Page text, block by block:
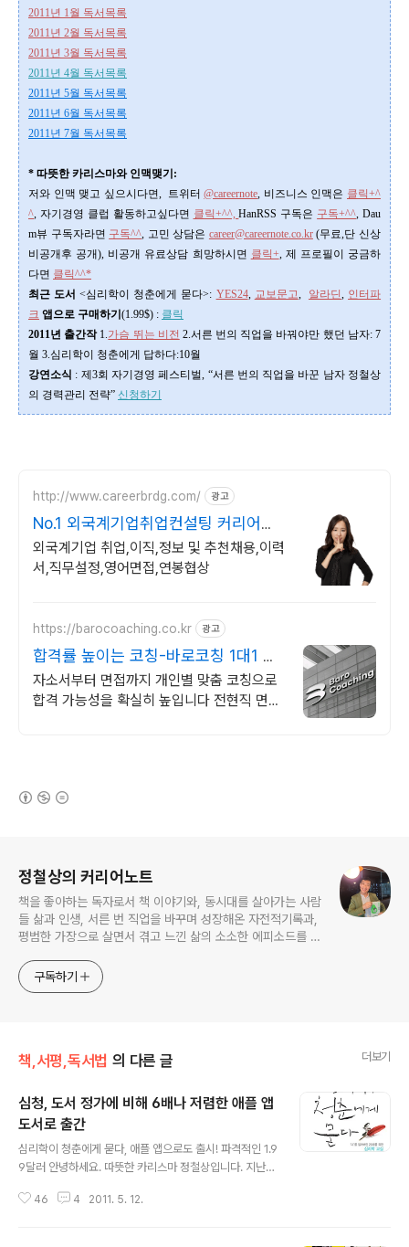
2011년 1월 독서목록
2011년 2월 독서목록
2011년 3월 독서목록
2011년 4월 독서목록
2011년 5월 독서목록
2011년 6월 독서목록
2011년 7월 독서목록
* 따뜻한 카리스마와 인맥맺기:
저와 인맥 맺고 싶으시다면, 트위터@careernote, 비즈니스 인맥은 클릭+^
^, 자기경영 클럽 활동하고싶다면 클릭+^^,HanRSS 구독은 구독+^^, Dau
m뷰 구독자라면 구독^^, 고민 상담은 career@careernote.co.kr(무료,단 신상
비공개후 공개), 비공개 유료상담 희망하시면 클릭+, 제 프로필이 궁금하
다면 클릭^^*
최근 도서 <심리학이 청춘에게 묻다>: YES24, 교보문고, 알라딘, 인터파
크 앱으로 구매하기 (1.99$) : 클릭
2011년 출간작1.가슴 뛰는 비전 2.서른 번의 직업을 바꿔야만 했던 남자: 7
월 3.심리학이 청춘에게 답하다:10월
강연소식 : 제3회 자기경영 페스티벌, “서른 번의 직업을 바꾼 남자 정철상
의 경력관리 전략” 신청하기
http://www.careerbrdg.com/ 광고
No.1 외국계기업취업컨설팅 커리어컨
설팅
외국계기업 취업,이직,정보 및 추천채용,이력
서,직무설정,영어면접,연봉협상
https://barocoaching.co.kr 광고
합격률 높이는 코칭-바로코칭 1대1 합
격 컨설팅
자소서부터 면접까지 개인별 맞춤 코칭으로
합격 가능성을 확실히 높입니다 전현직 면접
정철상의 커리어노트
책을 좋아하는 독자로서 책 이야기와, 동시대를 살아가는 사람
들 삶과 인생, 서른 번 직업을 바꾸며 성장해온 자전적기록과,
평범한 가장으로 살면서 겪고 느낀 삶의 소소한 에피소드를 전
고픈 커리어코치, 유튜브: 정교수의 인생수업
구독하기
책,서평,독서법 의 다른 글 더보기
심청, 도서 정가에 비해 6배나 저렴한 애플 앱
도서로 출간
심리학이 청춘에게 묻다, 애플 앱으로도 출시! 파격적인 1.9
9달러 안녕하세요. 따뜻한 카리스마 정철상입니다. 지난
다. MP3나 오디오, e북 등의 형태로 출간된 적은 있는데
46 4 2011. 5. 12.